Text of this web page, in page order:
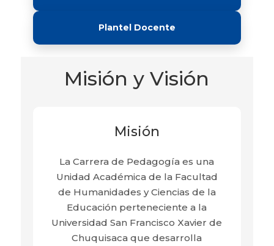
Plantel Docente
Misión y Visión
Misión
La Carrera de Pedagogía es una
Unidad Académica de la Facultad
de Humanidades y Ciencias de la
Educación perteneciente a la
Universidad San Francisco Xavier de
Chuquisaca que desarrolla